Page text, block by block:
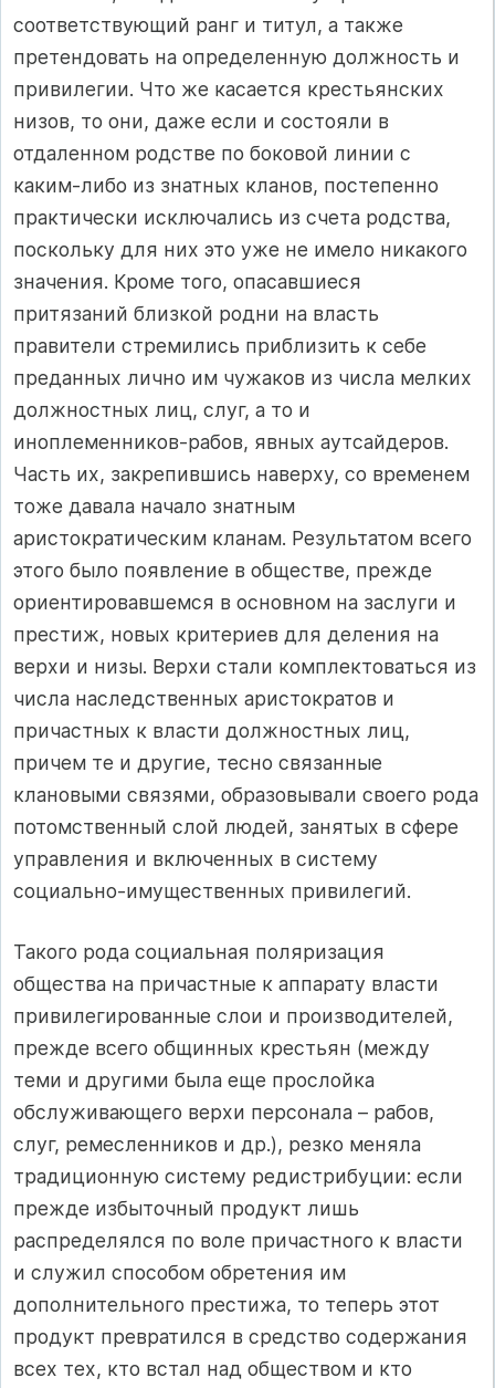
соответствующий ранг и титул, а также
претендовать на определенную должность и
привилегии. Что же касается крестьянских
низов, то они, даже если и состояли в
отдаленном родстве по боковой линии с
каким‑либо из знатных кланов, постепенно
практически исключались из счета родства,
поскольку для них это уже не имело никакого
значения. Кроме того, опасавшиеся
притязаний близкой родни на власть
правители стремились приблизить к себе
преданных лично им чужаков из числа мелких
должностных лиц, слуг, а то и
иноплеменников‑рабов, явных аутсайдеров.
Часть их, закрепившись наверху, со временем
тоже давала начало знатным
аристократическим кланам. Результатом всего
этого было появление в обществе, прежде
ориентировавшемся в основном на заслуги и
престиж, новых критериев для деления на
верхи и низы. Верхи стали комплектоваться из
числа наследственных аристократов и
причастных к власти должностных лиц,
причем те и другие, тесно связанные
клановыми связями, образовывали своего рода
потомственный слой людей, занятых в сфере
управления и включенных в систему
социально‑имущественных привилегий.
Такого рода социальная поляризация
общества на причастные к аппарату власти
привилегированные слои и производителей,
прежде всего общинных крестьян (между
теми и другими была еще прослойка
обслуживающего верхи персонала – рабов,
слуг, ремесленников и др.), резко меняла
традиционную систему редистрибуции: если
прежде избыточный продукт лишь
распределялся по воле причастного к власти
и служил способом обретения им
дополнительного престижа, то теперь этот
продукт превратился в средство содержания
всех тех, кто встал над обществом и кто